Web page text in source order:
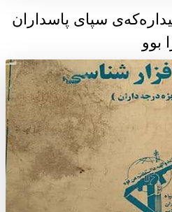
سپای پاسداران
بوو